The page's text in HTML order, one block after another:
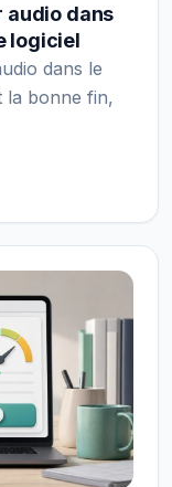
audio dans
logiciel
dans le
la bonne fin,